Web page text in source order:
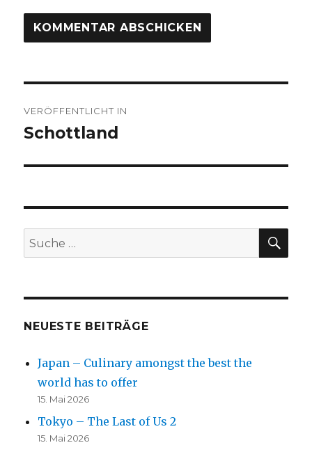
VERÖFFENTLICHT IN
Schottland
Suche
nach:
NEUESTE BEITRÄGE
Japan – Culinary amongst the best the
world has to offer
15. Mai 2026
Tokyo – The Last of Us 2
15. Mai 2026